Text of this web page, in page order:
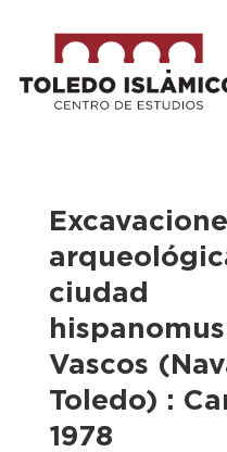
ciudad
Vascos
Toledo) :
1978